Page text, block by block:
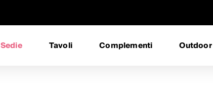
Sedie Tavoli Complementi Outdoor